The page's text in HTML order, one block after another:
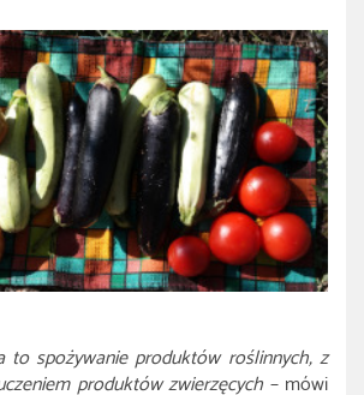
to spożywanie produktów roślinnych, z
produktów zwierzęcych – mówi